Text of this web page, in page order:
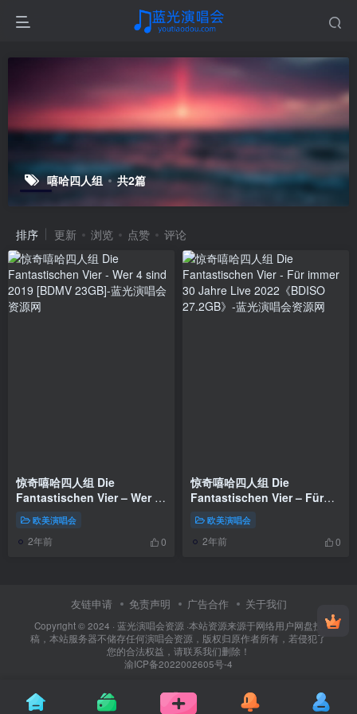
嘻哈四人组 共2篇
排序 更新 浏览 点赞 评论
惊奇嘻哈四人组 Die
Fantastischen Vier – Wer 4
sind 2019 [BDMV 23GB]
欧美演唱会
2年前 0
惊奇嘻哈四人组 Die
Fantastischen Vier – Für
immer 30 Jahre Live
2022《BDISO 27.2GB》
欧美演唱会
2年前 0
友链申请 免责声明 广告合作 关于我们
Copyright © 2024 · 蓝光演唱会资源 ·本站资源来源于网络用户网盘投
稿，本站服务器不储存任何演唱会资源，版权归原作者所有，若侵犯了
您的合法权益，请联系我们删除！
渝ICP备2022002605号-4